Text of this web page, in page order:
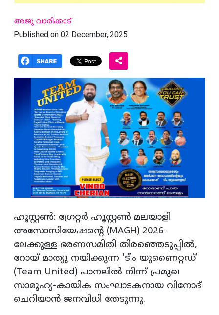
അജു വാരിക്കാട്
Published on 02 December, 2025
ഹൂസ്റ്റൺ: ഗ്രേറ്റർ ഹൂസ്റ്റൺ മലയാളി
അസോസിയേഷന്റെ (MAGH) 2026-
ലേക്കുള്ള ഭരണസമിതി തിരഞ്ഞെടുപ്പിൽ,
റോയ് മാത്യു നയിക്കുന്ന 'ടീം യുണൈറ്റഡ്'
(Team United) പാനലിൽ നിന്ന് പ്രമുഖ
സാമൂഹ്യ-കായിക സംഘാടകനായ വിനോദ്
ചെറിയാൻ ജനവിധി തേടുന്നു.